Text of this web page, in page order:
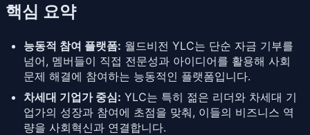
핵심 요약
능동적 참여 플랫폼: 월드비전 YLC는 단순 자금 기부를
넘어, 멤버들이 직접 전문성과 아이디어를 활용해 사회
문제 해결에 참여하는 능동적인 플랫폼입니다.
차세대 기업가 중심: YLC는 특히 젊은 리더와 차세대 기
업가의 성장과 참여에 초점을 맞춰, 이들의 비즈니스 역
량을 사회혁신과 연결합니다.